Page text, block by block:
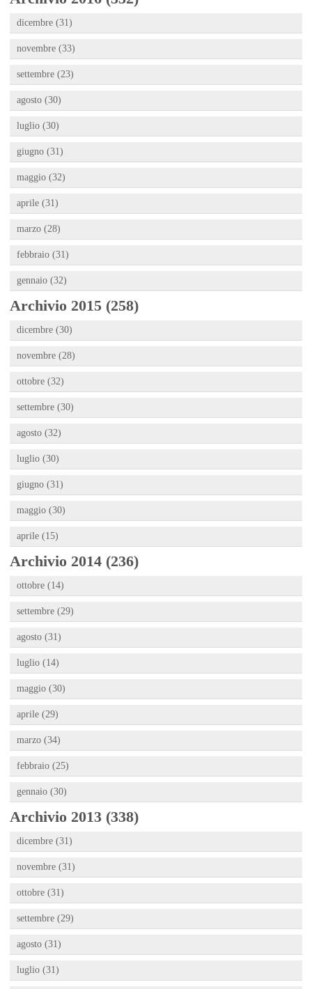
dicembre (31)
novembre (33)
settembre (23)
agosto (30)
luglio (30)
giugno (31)
maggio (32)
aprile (31)
marzo (28)
febbraio (31)
gennaio (32)
Archivio 2015 (258)
dicembre (30)
novembre (28)
ottobre (32)
settembre (30)
agosto (32)
luglio (30)
giugno (31)
maggio (30)
aprile (15)
Archivio 2014 (236)
ottobre (14)
settembre (29)
agosto (31)
luglio (14)
maggio (30)
aprile (29)
marzo (34)
febbraio (25)
gennaio (30)
Archivio 2013 (338)
dicembre (31)
novembre (31)
ottobre (31)
settembre (29)
agosto (31)
luglio (31)